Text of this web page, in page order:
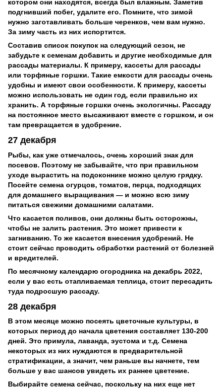
котором они находятся, всегда был влажным. Заметив
подгнивший побег, удалите его. Помните, что зимой
нужно заготавливать больше черенков, чем вам нужно.
За зиму часть из них испортится.
Составив список покупок на следующий сезон, не
забудьте к семенам добавить и другие необходимые для
рассады материалы. К примеру, кассеты для рассады
или торфяные горшки. Такие емкости для рассады очень
удобны и имеют свои особенности. К примеру, кассеты
можно использовать не один год, если правильно их
хранить. А торфяные горшки очень экологичны. Рассаду
на постоянное место высаживают вместе с горшком, и он
там превращается в удобрение.
27 декабря
Рыбы, как уже отмечалось, очень хороший знак для
посевов. Поэтому не забывайте, что при правильном
уходе вырастить на подоконнике можно целую грядку.
Посейте семена огурцов, томатов, перца, подходящих
для домашнего выращивания — и можно всю зиму
питаться свежими домашними салатами.
Что касается поливов, они должны быть осторожны,
чтобы не залить растения. Это может привести к
загниванию. То же касается внесения удобрений. Не
стоит сейчас проводить обработки растений от болезней
и вредителей.
По месячному календарю огородника на декабрь 2022,
если у вас есть отапливаемая теплица, стоит пересадить
туда подросшую рассаду.
28 декабря
В этом месяце можно посеять цветочные культуры, в
которых период до начала цветения составляет 130-200
дней. Это примула, лаванда, эустома и т.д. Семена
некоторых из них нуждаются в предварительной
стратификации, а значит, чем раньше вы начнете, тем
больше у вас шансов увидеть их раннее цветение.
Выбирайте семена сейчас, поскольку на них еще нет